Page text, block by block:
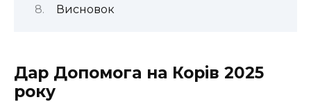
Висновок
Дар Допомога на Корів 2025
року